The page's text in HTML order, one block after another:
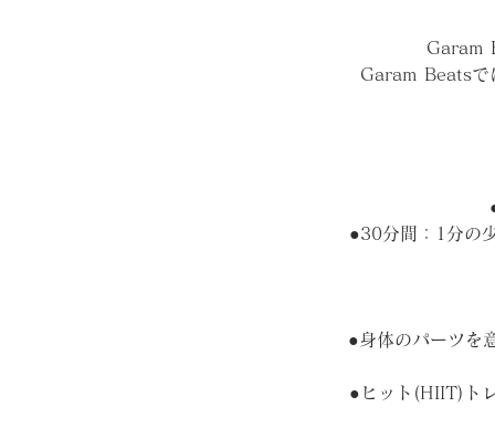
Garam
Garam Beatsで
●30分間：1分の
●身体のパーツを
●ヒット(HIIT)ト